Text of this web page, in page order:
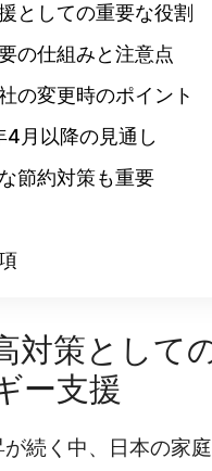
としての重要な役割
の仕組みと注意点
の変更時のポイント
月以降の見通し
節約対策も重要
対策として
ー支援
続く中、日本の家